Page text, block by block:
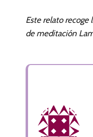
Este relato recoge
de meditación